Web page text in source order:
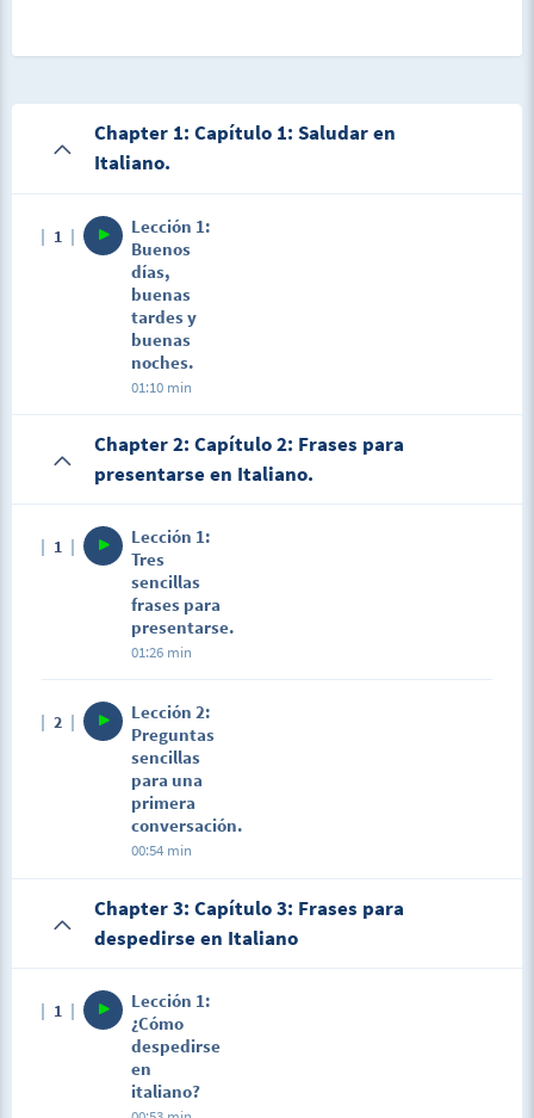
Chapter 1: Capítulo 1: Saludar en
Italiano.
1
Lección 1:
Buenos
días,
buenas
tardes y
buenas
noches.
01:10 min
Chapter 2: Capítulo 2: Frases para
presentarse en Italiano.
1
Lección 1:
Tres
sencillas
frases para
presentarse.
01:26 min
2
Lección 2:
Preguntas
sencillas
para una
primera
conversación.
00:54 min
Chapter 3: Capítulo 3: Frases para
despedirse en Italiano
1
Lección 1:
¿Cómo
despedirse
en
italiano?